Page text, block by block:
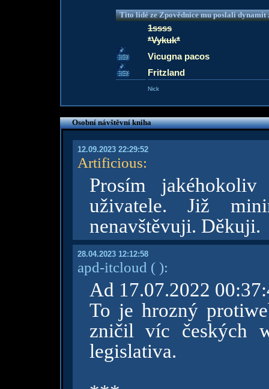
Tito lidé ze Zpovědnice mu poslali dynamit
1ssss
*Vykuk*
Vicugna pacos
Fritzland
Nick
Osobní návštěvní kniha
12.09.2023 22:29:52
Artificious:
Prosím
uživatele. Již
nenavštěvuji. Děkuji.
28.04.2023 12:12:58
apd-itcloud ( ):
Ad 17.07.2022
To je hrozný
zničil víc českých
legislativa.